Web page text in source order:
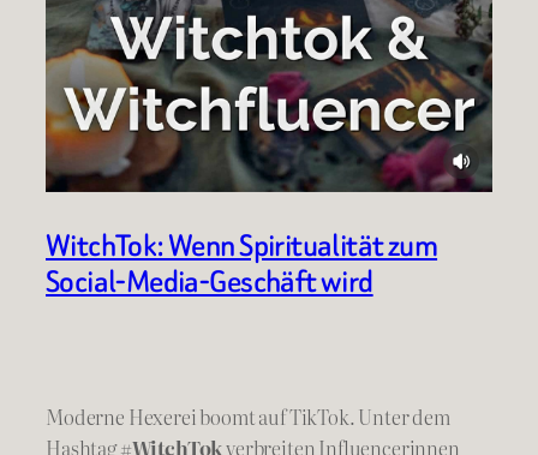
WitchTok: Wenn Spiritualität zum
Social-Media-Geschäft wird
Moderne Hexerei boomt auf TikTok. Unter dem
Hashtag#WitchTokverbreiten Influencerinnen